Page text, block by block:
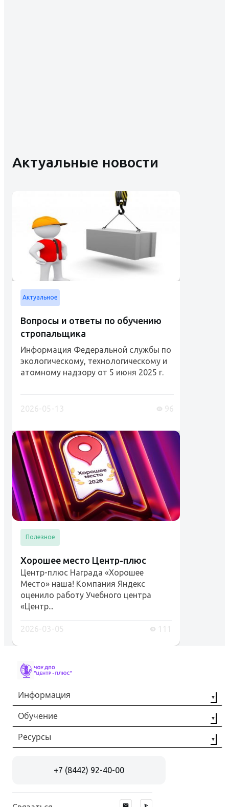
Актуальные новости
Актуальное
Вопросы и ответы по обучению
стропальщика
Информация Федеральной службы по
экологическому, технологическому и
атомному надзору от 5 июня 2025 г.
Разъяснения Ростехнадзора и
2026-05-13 96
Полезное
Хорошее место Центр-плюс
Центр-плюс Награда «Хорошее
Место» наша! Компания Яндекс
оценило работу Учебного центра
«Центр...
2026-03-05 111
Информация
О компании
Наши партнёры
Обучение
Профессиональная
переподготовка
Повышение
квалификации
Рабочие
Ресурсы
+7 (8442) 92-40-00